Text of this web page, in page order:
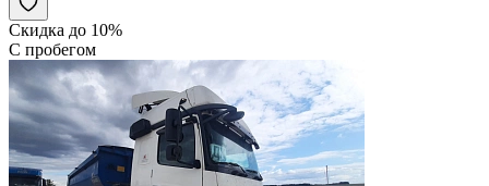
Скидка до 10%
С пробегом